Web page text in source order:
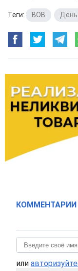
Теги: ВОВ
КОММЕНТАРИИ
или